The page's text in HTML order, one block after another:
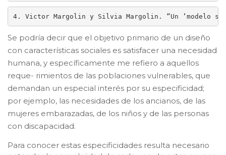
4. Victor Margolin y Silvia Margolin. “Un ‘modelo
Se podría decir que el objetivo primario de un diseño
con características sociales es satisfacer una necesidad
humana, y específicamente me refiero a aquellos
reque- rimientos de las poblaciones vulnerables, que
demandan un especial interés por su especificidad;
por ejemplo, las necesidades de los ancianos, de las
mujeres embarazadas, de los niños y de las personas
con discapacidad.
Para conocer estas especificidades resulta necesario